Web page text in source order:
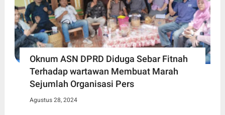
Oknum ASN DPRD Diduga Sebar Fitnah
Terhadap wartawan Membuat Marah
Sejumlah Organisasi Pers
Agustus 28, 2024